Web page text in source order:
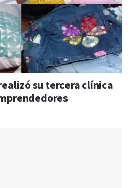
su tercera clínica